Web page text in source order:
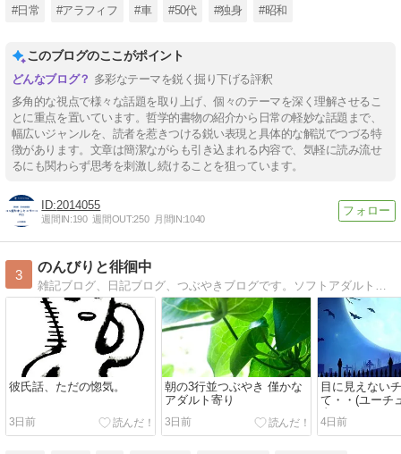
#日常 #アラフィフ #車 #50代 #独身 #昭和
このブログのここがポイント
多彩なテーマを鋭く掘り下げる評釈
多角的な視点で様々な話題を取り上げ、個々のテーマを深く理解させるこ
とに重点を置いています。哲学的書物の紹介から日常の軽妙な話題まで、
幅広いジャンルを、読者を惹きつける鋭い表現と具体的な解説でつづる特
徴があります。文章は簡潔ながらも引き込まれる内容で、気軽に読み流せ
るにも関わらず思考を刺激し続けることを狙っています。
2014055
週間IN:190 週間OUT:250 月間IN:1040
3
のんびりと徘徊中
彼氏話、ただの惚気。
3日前
朝の3行並つぶやき 僅かな
アダルト寄り
3日前
目に見えない
て・・(ユーチ
者をクールな
ら...)
4日前